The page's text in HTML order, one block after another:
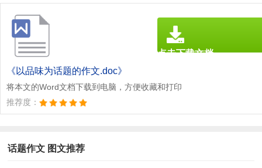
《以品味为话题的作文.doc》
将本文的Word文档下载到电脑，方便收藏和打印
推荐度：
点击下载文档
话题作文 图文推荐